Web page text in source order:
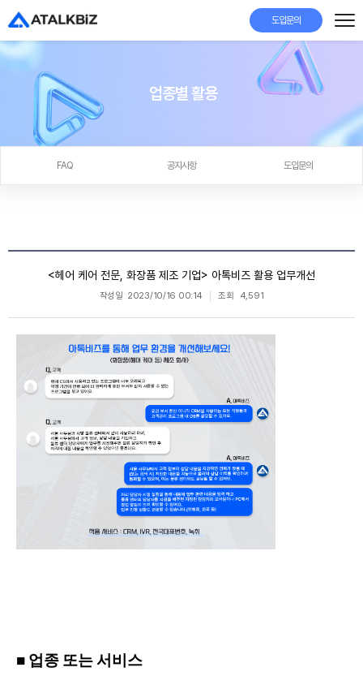
도입문의
업종별 활용
FAQ 공지사항 도입문의
<헤어 케어 전문, 화장품 제조 기업> 아톡비즈 활용 업무개선
작성일 2023/10/16 00:14 조회 4,591
■ 업종 또는 서비스